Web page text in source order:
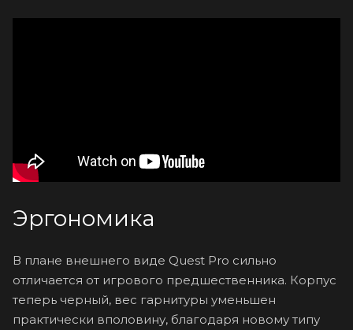
Эргономика
В плане внешнего виде Quest Pro сильно
отличается от игрового предшественника. Корпус
теперь черный, вес гарнитуры уменьшен
практически вполовину, благодаря новому типу